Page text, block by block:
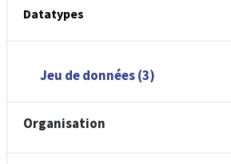
Datatypes
Jeu de données (3)
Organisation